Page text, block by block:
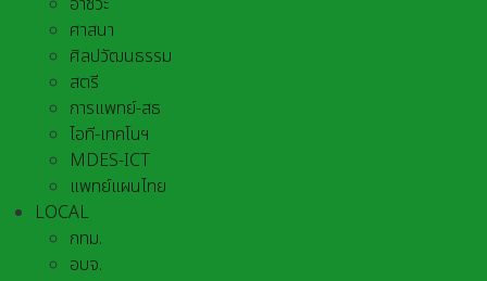
ศาสนา
ศิลปวัฒนธรรม
สตรี
การแพทย์-สธ
ไอที-เทคโนฯ
MDES-ICT
แพทย์แผนไทย
LOCAL
กทม.
อบจ.